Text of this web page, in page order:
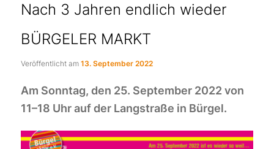
Nach 3 Jahren endlich wieder
BÜRGELER MARKT
Veröffentlicht am13. September 2022
Am Sonntag, den 25. September 2022 von
11–18 Uhr auf der Langstraße in Bürgel.